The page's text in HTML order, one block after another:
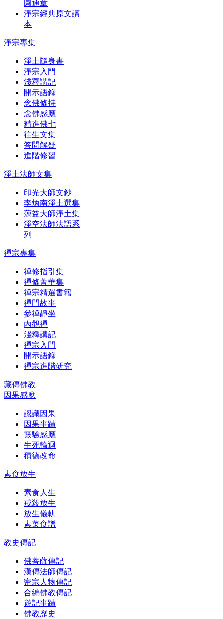
圓通章
淨宗經典原文讀
本
淨宗專集
淨土隨身書
淨宗入門
淺釋講記
開示語錄
念佛修持
念佛感應
精進佛七
往生文集
答問解疑
進階修習
淨土法師文集
印光大師文鈔
李炳南淨土選集
蕅益大師淨土集
淨空法師法語系
列
禪宗專集
禪修指引集
禪修菁華集
禪宗精選書籍
禪門故事
參禪靜坐
內觀禪
淺釋講記
禪宗入門
開示語錄
禪宗進階研究
藏傳佛教
因果感應
認識因果
因果事蹟
靈驗感應
生死輪迴
積德改命
素食放生
素食人生
戒殺放生
放生儀軌
素菜食譜
教史傳記
佛菩薩傳記
漢傳法師傳記
密宗人物傳記
合編佛教傳記
遊記事蹟
佛教歷史